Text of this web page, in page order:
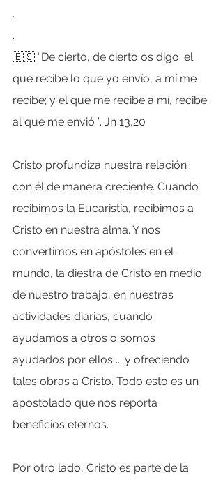
.
.
🇪🇸 “De cierto, de cierto os digo: el
que recibe lo que yo envío, a mí me
recibe; y el que me recibe a mí, recibe
al que me envió ”. Jn 13,20
Cristo profundiza nuestra relación
con él de manera creciente. Cuando
recibimos la Eucaristía, recibimos a
Cristo en nuestra alma. Y nos
convertimos en apóstoles en el
mundo, la diestra de Cristo en medio
de nuestro trabajo, en nuestras
actividades diarias, cuando
ayudamos a otros o somos
ayudados por ellos ... y ofreciendo
tales obras a Cristo. Todo esto es un
apostolado que nos reporta
beneficios eternos.
Por otro lado, Cristo es parte de la